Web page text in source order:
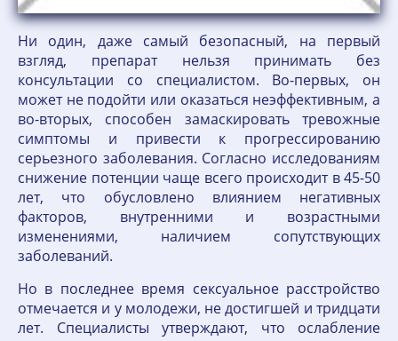
Ни один, даже самый безопасный, на первый
взгляд, препарат нельзя принимать без
консультации со специалистом. Во-первых, он
может не подойти или оказаться неэффективным, а
во-вторых, способен замаскировать тревожные
симптомы и привести к прогрессированию
серьезного заболевания. Согласно исследованиям
снижение потенции чаще всего происходит в 45-50
лет, что обусловлено влиянием негативных
факторов, внутренними и возрастными
изменениями, наличием сопутствующих
заболеваний.
Но в последнее время сексуальное расстройство
отмечается и у молодежи, не достигшей и тридцати
лет. Специалисты утверждают, что ослабление